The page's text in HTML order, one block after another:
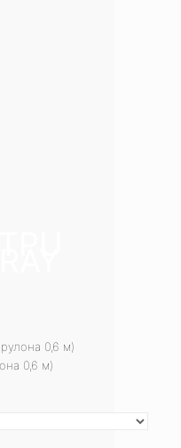
0,6 м)
0,6 м)